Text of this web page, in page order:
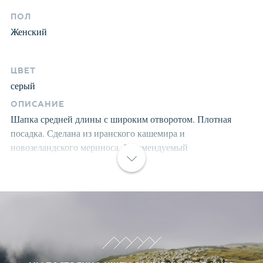
ПОЛ
Женский
ЦВЕТ
серый
ОПИСАНИЕ
Шапка средней длины с широким отворотом. Плотная
посадка. Сделана из иранского кашемира и
новозеландского мериноса. Рекомендуемый
температурный режим от 0 до -20 градусов